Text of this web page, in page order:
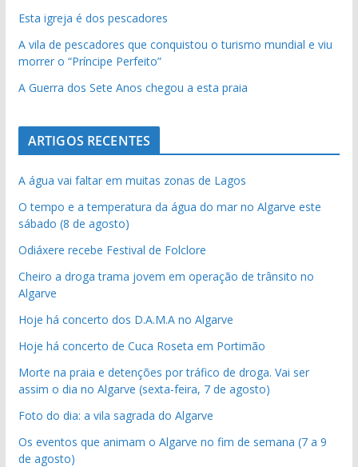
Esta igreja é dos pescadores
A vila de pescadores que conquistou o turismo mundial e viu
morrer o “Príncipe Perfeito”
A Guerra dos Sete Anos chegou a esta praia
ARTIGOS RECENTES
A água vai faltar em muitas zonas de Lagos
O tempo e a temperatura da água do mar no Algarve este
sábado (8 de agosto)
Odiáxere recebe Festival de Folclore
Cheiro a droga trama jovem em operação de trânsito no
Algarve
Hoje há concerto dos D.A.M.A no Algarve
Hoje há concerto de Cuca Roseta em Portimão
Morte na praia e detenções por tráfico de droga. Vai ser
assim o dia no Algarve (sexta-feira, 7 de agosto)
Foto do dia: a vila sagrada do Algarve
Os eventos que animam o Algarve no fim de semana (7 a 9
de agosto)